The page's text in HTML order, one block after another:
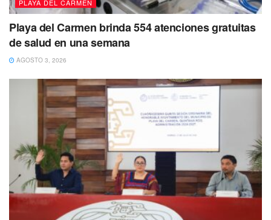
PLAYA DEL CARMEN
Playa del Carmen brinda 554 atenciones gratuitas
de salud en una semana
AGOSTO 3, 2026